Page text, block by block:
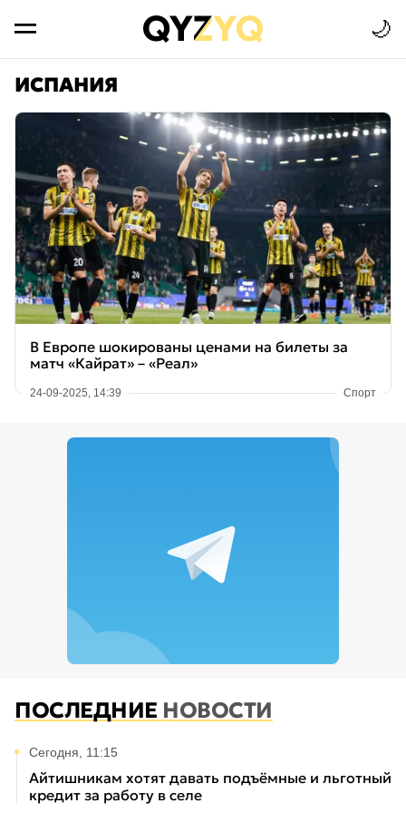
🌙
ИСПАНИЯ
В Европе шокированы ценами на билеты за
матч «Кайрат» – «Реал»
24-09-2025, 14:39 Спорт
ПОСЛЕДНИЕ НОВОСТИ
Сегодня, 11:15
Айтишникам хотят давать подъёмные и льготный
кредит за работу в селе